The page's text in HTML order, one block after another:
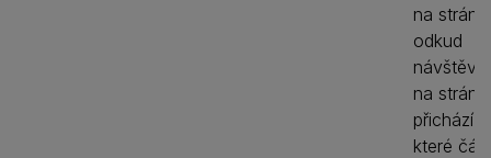
na
odkud
na
přichází a
které část